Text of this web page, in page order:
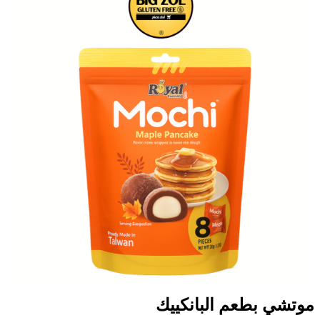
موتشي بطعم البانكييك